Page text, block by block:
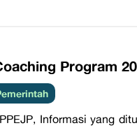
Program
Informasi yang